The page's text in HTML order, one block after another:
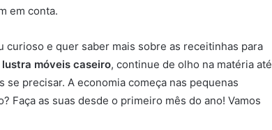
em conta.
curioso e quer saber mais sobre as receitinhas para
lustra móveis caseiro, continue de olho na matéria até
se precisar. A economia começa nas pequenas
Faça as suas desde o primeiro mês do ano! Vamos